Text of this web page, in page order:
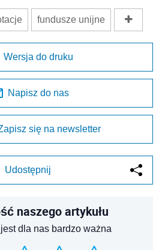
fundusze unijne
Wersja do druku
Napisz do nas
się na newsletter
Udostępnij
naszego artykułu
dla nas bardzo ważna